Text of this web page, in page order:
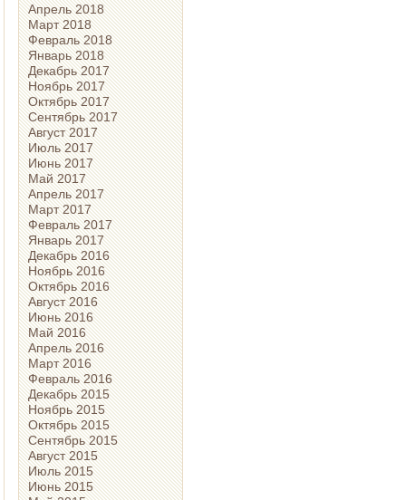
Апрель 2018
Март 2018
Февраль 2018
Январь 2018
Декабрь 2017
Ноябрь 2017
Октябрь 2017
Сентябрь 2017
Август 2017
Июль 2017
Июнь 2017
Май 2017
Апрель 2017
Март 2017
Февраль 2017
Январь 2017
Декабрь 2016
Ноябрь 2016
Октябрь 2016
Август 2016
Июнь 2016
Май 2016
Апрель 2016
Март 2016
Февраль 2016
Декабрь 2015
Ноябрь 2015
Октябрь 2015
Сентябрь 2015
Август 2015
Июль 2015
Июнь 2015